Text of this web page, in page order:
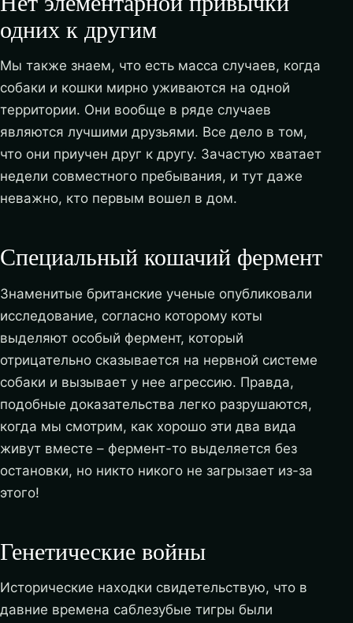
одних к другим
Мы также знаем, что есть масса случаев, когда
собаки и кошки мирно уживаются на одной
территории. Они вообще в ряде случаев
являются лучшими друзьями. Все дело в том,
что они приучен друг к другу. Зачастую хватает
недели совместного пребывания, и тут даже
неважно, кто первым вошел в дом.
Специальный кошачий фермент
Знаменитые британские ученые опубликовали
исследование, согласно которому коты
выделяют особый фермент, который
отрицательно сказывается на нервной системе
собаки и вызывает у нее агрессию. Правда,
подобные доказательства легко разрушаются,
когда мы смотрим, как хорошо эти два вида
живут вместе – фермент-то выделяется без
остановки, но никто никого не загрызает из-за
этого!
Генетические войны
Исторические находки свидетельствую, что в
давние времена саблезубые тигры были